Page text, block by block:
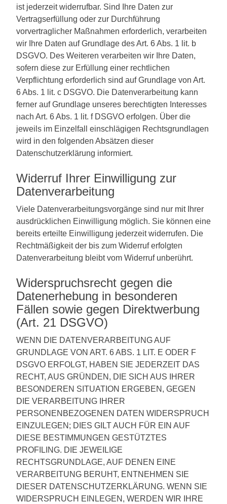
ist jederzeit widerrufbar. Sind Ihre Daten zur
Vertragserfüllung oder zur Durchführung
vorvertraglicher Maßnahmen erforderlich, verarbeiten
wir Ihre Daten auf Grundlage des Art. 6 Abs. 1 lit. b
DSGVO. Des Weiteren verarbeiten wir Ihre Daten,
sofern diese zur Erfüllung einer rechtlichen
Verpflichtung erforderlich sind auf Grundlage von Art.
6 Abs. 1 lit. c DSGVO. Die Datenverarbeitung kann
ferner auf Grundlage unseres berechtigten Interesses
nach Art. 6 Abs. 1 lit. f DSGVO erfolgen. Über die
jeweils im Einzelfall einschlägigen Rechtsgrundlagen
wird in den folgenden Absätzen dieser
Datenschutzerklärung informiert.
Widerruf Ihrer Einwilligung zur
Datenverarbeitung
Viele Datenverarbeitungsvorgänge sind nur mit Ihrer
ausdrücklichen Einwilligung möglich. Sie können eine
bereits erteilte Einwilligung jederzeit widerrufen. Die
Rechtmäßigkeit der bis zum Widerruf erfolgten
Datenverarbeitung bleibt vom Widerruf unberührt.
Widerspruchsrecht gegen die
Datenerhebung in besonderen
Fällen sowie gegen Direktwerbung
(Art. 21 DSGVO)
WENN DIE DATENVERARBEITUNG AUF
GRUNDLAGE VON ART. 6 ABS. 1 LIT. E ODER F
DSGVO ERFOLGT, HABEN SIE JEDERZEIT DAS
RECHT, AUS GRÜNDEN, DIE SICH AUS IHRER
BESONDEREN SITUATION ERGEBEN, GEGEN
DIE VERARBEITUNG IHRER
PERSONENBEZOGENEN DATEN WIDERSPRUCH
EINZULEGEN; DIES GILT AUCH FÜR EIN AUF
DIESE BESTIMMUNGEN GESTÜTZTES
PROFILING. DIE JEWEILIGE
RECHTSGRUNDLAGE, AUF DENEN EINE
VERARBEITUNG BERUHT, ENTNEHMEN SIE
DIESER DATENSCHUTZERKLÄRUNG. WENN SIE
WIDERSPRUCH EINLEGEN, WERDEN WIR IHRE